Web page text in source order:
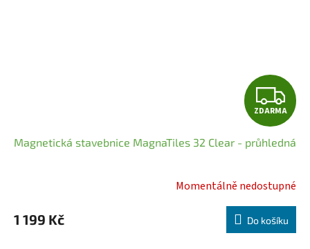
Z
D
A
R
M
A
ZDARMA
Magnetická stavebnice MagnaTiles 32 Clear - průhledná
produktu
Momentálně nedostupné
1 199 Kč Do košíku